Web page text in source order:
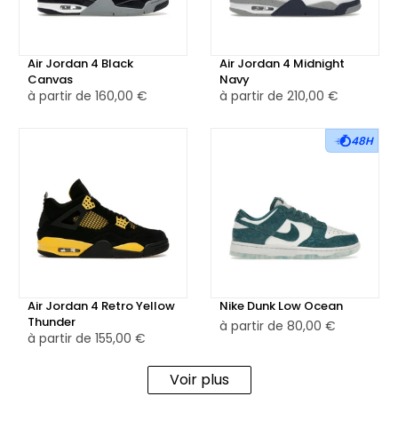
Air Jordan 4 Black
Canvas
à partir de 160,00 €
Air Jordan 4 Midnight
Navy
à partir de 210,00 €
Air Jordan 4 Retro Yellow
Thunder
à partir de 155,00 €
48H
Nike Dunk Low Ocean
à partir de 80,00 €
Voir plus